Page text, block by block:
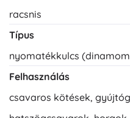
racsnis
Típus
nyomatékkulcs
Felhasználás
csavaros kötések,